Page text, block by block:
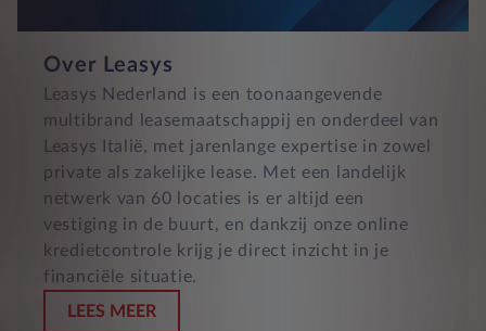
Over Leasys
Leasys Nederland is een toonaangevende
multibrand leasemaatschappij en onderdeel van
Leasys Italië, met jarenlange expertise in zowel
private als zakelijke lease. Met een landelijk
netwerk van 60 locaties is er altijd een
vestiging in de buurt, en dankzij onze online
kredietcontrole krijg je direct inzicht in je
financiële situatie.
LEES MEER